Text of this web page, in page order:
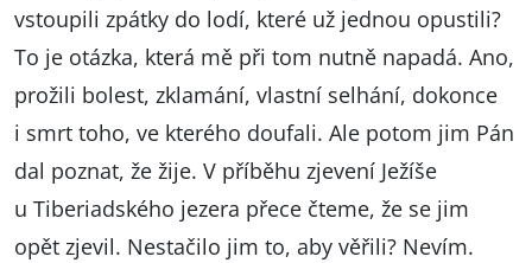
vstoupili zpátky do lodí, které už jednou opustili?
To je otázka, která mě při tom nutně napadá. Ano,
prožili bolest, zklamání, vlastní selhání, dokonce
i smrt toho, ve kterého doufali. Ale potom jim Pán
dal poznat, že žije. V příběhu zjevení Ježíše
u Tiberiadského jezera přece čteme, že se jim
opět zjevil. Nestačilo jim to, aby věřili? Nevím.